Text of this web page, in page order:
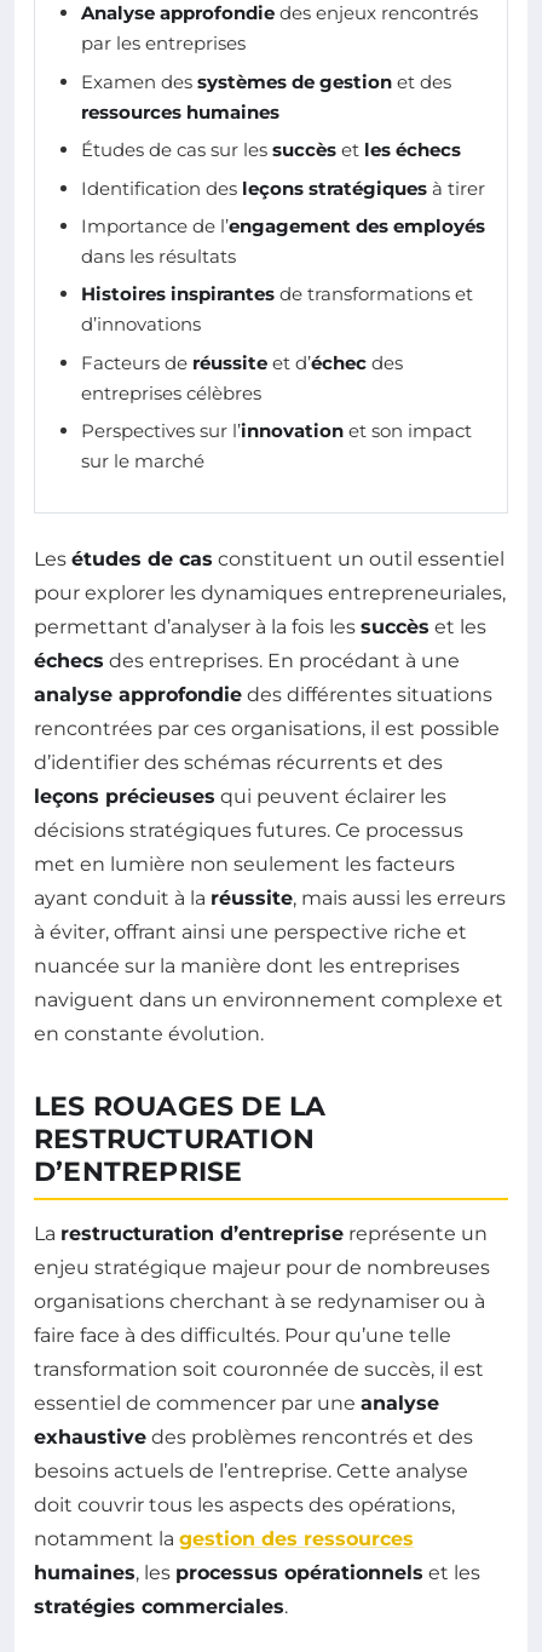
Analyse approfondie des enjeux rencontrés
par les entreprises
Examen des systèmes de gestion et des
ressources humaines
Études de cas sur les succès et les échecs
Identification des leçons stratégiques à tirer
Importance de l’engagement des employés
dans les résultats
Histoires inspirantes de transformations et
d’innovations
Facteurs de réussite et d’échec des
entreprises célèbres
Perspectives sur l’innovation et son impact
sur le marché
Les études de cas constituent un outil essentiel
pour explorer les dynamiques entrepreneuriales,
permettant d’analyser à la fois les succès et les
échecs des entreprises. En procédant à une
analyse approfondie des différentes situations
rencontrées par ces organisations, il est possible
d’identifier des schémas récurrents et des
leçons précieuses qui peuvent éclairer les
décisions stratégiques futures. Ce processus
met en lumière non seulement les facteurs
ayant conduit à la réussite, mais aussi les erreurs
à éviter, offrant ainsi une perspective riche et
nuancée sur la manière dont les entreprises
naviguent dans un environnement complexe et
en constante évolution.
LES ROUAGES DE LA
RESTRUCTURATION
D’ENTREPRISE
La restructuration d’entreprise représente un
enjeu stratégique majeur pour de nombreuses
organisations cherchant à se redynamiser ou à
faire face à des difficultés. Pour qu’une telle
transformation soit couronnée de succès, il est
essentiel de commencer par une analyse
exhaustive des problèmes rencontrés et des
besoins actuels de l’entreprise. Cette analyse
doit couvrir tous les aspects des opérations,
notamment la gestion des ressources
humaines, les processus opérationnels et les
stratégies commerciales.